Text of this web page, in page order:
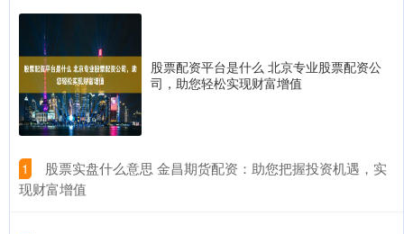
股票配资平台是什么 北京专业股票配资公
司，助您轻松实现财富增值
1
​股票实盘什么意思 金昌期货配资：助您把握投资机遇，实
现财富增值